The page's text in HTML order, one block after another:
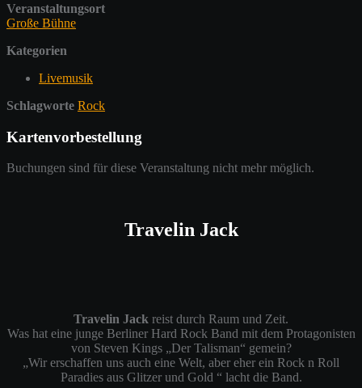
Veranstaltungsort
Große Bühne
Kategorien
Livemusik
Schlagworte Rock
Kartenvorbestellung
Buchungen sind für diese Veranstaltung nicht mehr möglich.
Travelin Jack
Travelin Jack reist durch Raum und Zeit.
Was hat eine junge Berliner Hard Rock Band mit dem Protagonisten
von Steven Kings „Der Talisman“ gemein?
„Wir erschaffen uns auch eine Welt, aber eher ein Rock n Roll
Paradies aus Glitzer und Gold “ lacht die Band.